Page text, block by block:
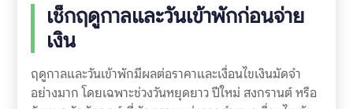
เช็กฤดูกาลและวันเข้าพักก่อนจ่าย
เงิน
ฤดูกาลและวันเข้าพักมีผลต่อราคาและเงื่อนไขเงินมัดจำ
อย่างมาก โดยเฉพาะช่วงวันหยุดยาว ปีใหม่ สงกรานต์ หรือ